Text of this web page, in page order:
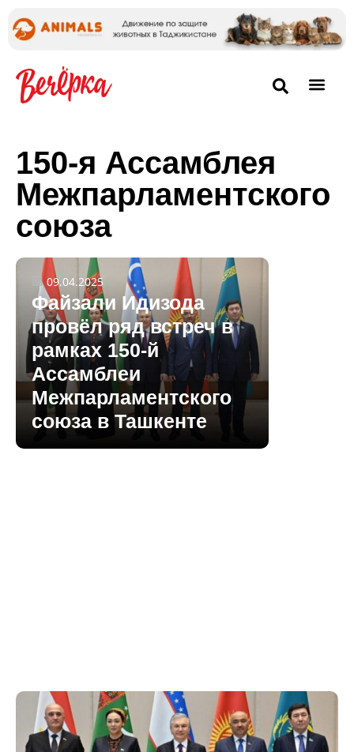
150-я Ассамблея
Межпарламентского
союза
09.04.2025
Файзали Идизода
провёл ряд встреч в
рамках 150-й
Ассамблеи
Межпарламентского
союза в Ташкенте